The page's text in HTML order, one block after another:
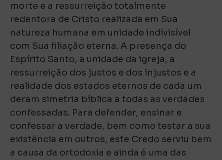
morte e a ressurreição totalmente
redentora de Cristo realizada em Sua
natureza humana em unidade indivisível
com Sua filiação eterna. A presença do
Espírito Santo, a unidade da igreja, a
ressurreição dos justos e dos injustos e a
realidade dos estados eternos de cada um
deram simetria bíblica a todas as verdades
confessadas. Para defender, ensinar e
confessar a verdade, bem como testar a sua
existência em outros, este Credo serviu bem
a causa da ortodoxia e ainda é uma das